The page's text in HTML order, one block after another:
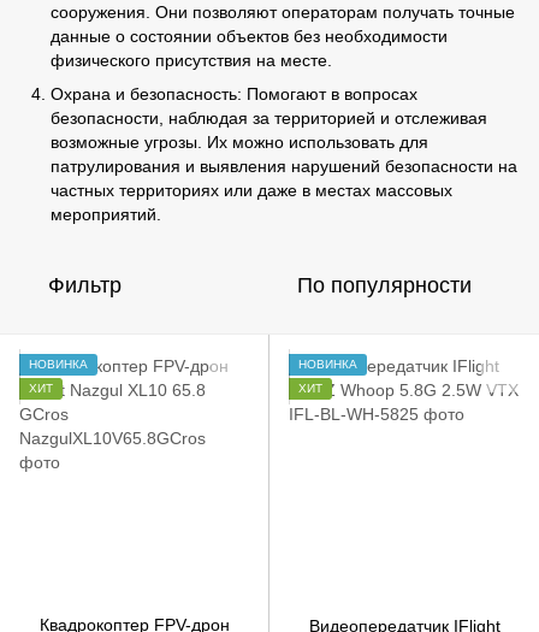
сооружения. Они позволяют операторам получать точные
данные о состоянии объектов без необходимости
физического присутствия на месте.
Охрана и безопасность: Помогают в вопросах
безопасности, наблюдая за территорией и отслеживая
возможные угрозы. Их можно использовать для
патрулирования и выявления нарушений безопасности на
частных территориях или даже в местах массовых
мероприятий.
Фильтр По популярности
НОВИНКА
ХИТ
Квадрокоптер FPV-дрон
НОВИНКА
ХИТ
Видеопередатчик IFlight